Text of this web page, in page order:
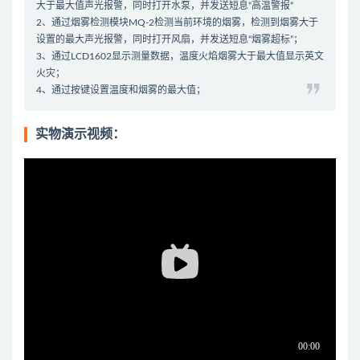
大于最大值声光报警，同时打开水泵，并发送短息“高温警报“
2、通过烟雾检测模块MQ-2检测当前环境的烟雾，检测到烟雾大于
设置的最大声光报警，同时打开风扇，并发送短息“烟雾超标”；
3、通过LCD1602显示测量数据，温度火焰烟雾大于最大值显示英文
火灾；
4、通过按键设置温度和烟雾的最大值；
实物演示视频：